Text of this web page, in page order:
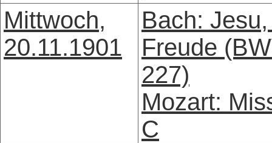
Mittwoch,
20.11.1901
Bach:
Freude
227)
Mozart:
C